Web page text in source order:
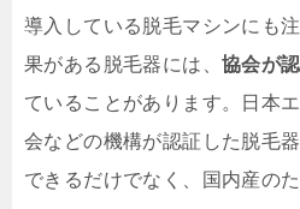
導入している脱毛マシンにも
果がある脱毛器には、 協会が
ていることがあります。日本
会などの機構が認証した脱毛
できるだけでなく、国内産の